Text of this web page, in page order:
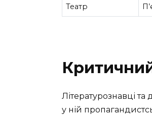
Театр
Літературознавці та
у ній